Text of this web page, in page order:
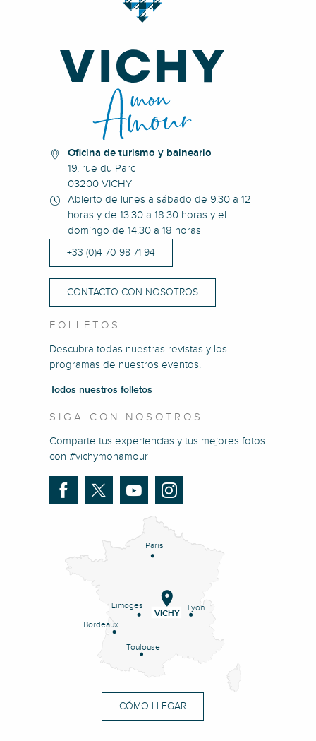
Oficina de turismo y balneario
19, rue du Parc
03200 VICHY
Abierto de lunes a sábado de 9.30 a 12
horas y de 13.30 a 18.30 horas y el
domingo de 14.30 a 18 horas
+33 (0)4 70 98 71 94
CONTACTO CON NOSOTROS
FOLLETOS
Descubra todas nuestras revistas y los
programas de nuestros eventos.
Todos nuestros folletos
SIGA CON NOSOTROS
Comparte tus experiencias y tus mejores fotos
con #vichymonamour
Paris
Lyon
Limoges
Bordeaux
Toulouse
VICHY
CÓMO LLEGAR